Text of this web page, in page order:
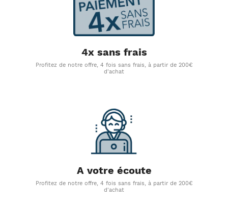
4x sans frais
Profitez de notre offre, 4 fois sans frais, à partir de 200€
d'achat
A votre écoute
Profitez de notre offre, 4 fois sans frais, à partir de 200€
d'achat